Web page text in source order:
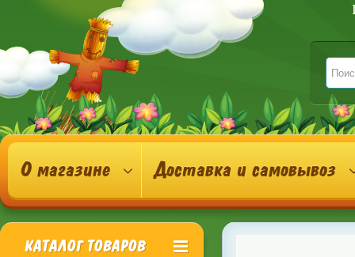
О магазине Доставка и самовывоз
КАТАЛОГ ТОВАРОВ